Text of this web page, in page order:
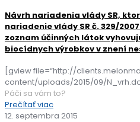
Návrh nariadenia vlády SR,
nariadenie vlády SR č. 329/
zoznam účinných látok
biocídnych výrobkov v znení
[gview file=“http://
content/uploads/2015/09/
Páči sa vám to?
Prečítať viac
12. septembra 2015